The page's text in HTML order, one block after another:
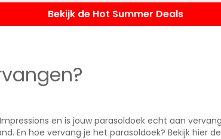
Bekijk de Hot Summer Deals
en is jouw parasoldoek echt aan
En hoe vervang je het parasoldoek? Bekijk hier